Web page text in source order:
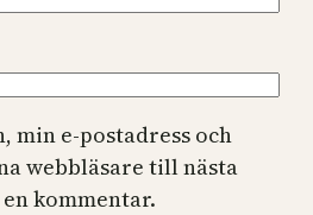
min e-postadress och
webbläsare till nästa
kommentar.